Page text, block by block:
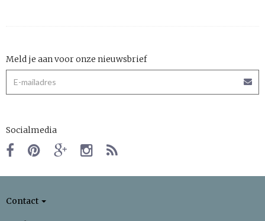
Meld je aan voor onze nieuwsbrief
Socialmedia
Contact